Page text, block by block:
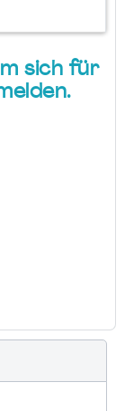
sich für